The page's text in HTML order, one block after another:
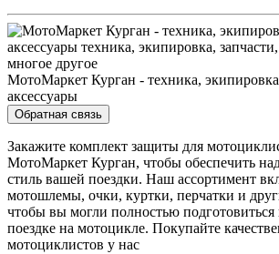
МотоМаркет Курган - техника,
аксессуары
Обратная связь
Закажите комплект защиты для
МотоМаркет Курган, чтобы обеспечить
стиль вашей поездки. Наш ассортимент
мотошлемы, очки, куртки, перчатки и
чтобы вы могли полностью подготовиться
поездке на мотоцикле. Покупайте
мотоциклистов у нас